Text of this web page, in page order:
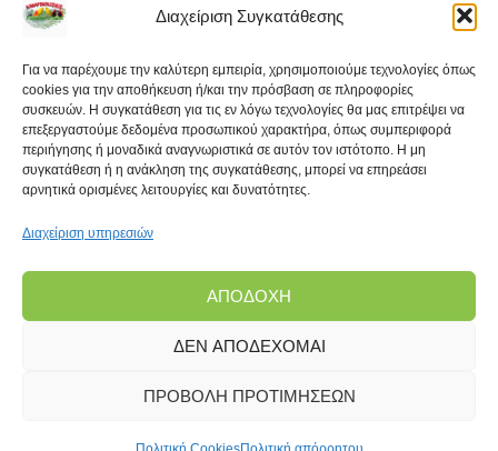
Διαχείριση Συγκατάθεσης
Για να παρέχουμε την καλύτερη εμπειρία, χρησιμοποιούμε τεχνολογίες όπως
cookies για την αποθήκευση ή/και την πρόσβαση σε πληροφορίες
συσκευών. Η συγκατάθεση για τις εν λόγω τεχνολογίες θα μας επιτρέψει να
επεξεργαστούμε δεδομένα προσωπικού χαρακτήρα, όπως συμπεριφορά
περιήγησης ή μοναδικά αναγνωριστικά σε αυτόν τον ιστότοπο. Η μη
συγκατάθεση ή η ανάκληση της συγκατάθεσης, μπορεί να επηρεάσει
αρνητικά ορισμένες λειτουργίες και δυνατότητες.
Διαχείριση υπηρεσιών
ΑΠΟΔΟΧΉ
ΔΕΝ ΑΠΟΔΈΧΟΜΑΙ
ΠΡΟΒΟΛΉ ΠΡΟΤΙΜΉΣΕΩΝ
Copyright © 2026 | Kanarinokosmos.gr | Development